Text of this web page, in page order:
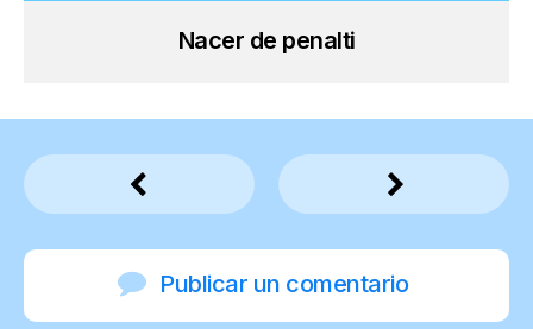
Nacer de penalti
Publicar un comentario